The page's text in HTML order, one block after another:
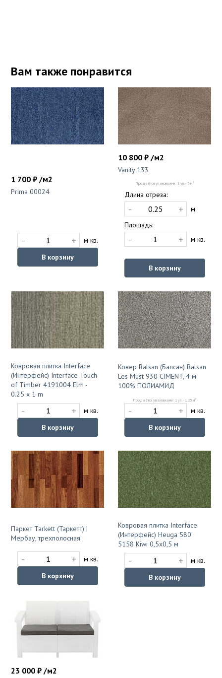
Вам также понравится
1 700 ₽ /м2
Prima 00024
- +
м кв.
В корзину
10 800 ₽ /м2
Vanity 133
Продаётся упаковками: 1 уп. - 5 м2
Длина отреза:
- +
м
Площадь:
- + м кв.
В корзину
Ковровая плитка Interface
(Интерфейс) Interface Touch
of Timber 4191004 Elm -
0.25 x 1 m
- +
м кв.
В корзину
Ковер Balsan (Балсан) Balsan
Les Must 930 CIMENT, 4 м
100% ПОЛИАМИД
Продаётся упаковками: 1 уп. - 1.25 м2
- +
м кв.
В корзину
Паркет Tarkett (Таркетт) |
Мербау, трехполосная
- +
м кв.
В корзину
Ковровая плитка Interface
(Интерфейс) Heuga 580
5158 Kiwi 0,5x0,5 м
- +
м кв.
В корзину
23 000 ₽ /м2